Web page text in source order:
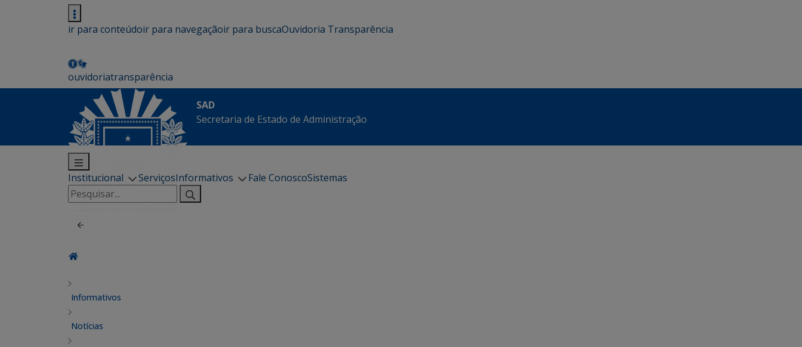
ir para conteúdoir para navegaçãoir para buscaOuvidoria Transparência
ouvidoriatransparência
SAD
Secretaria de Estado de Administração
Institucional ServiçosInformativos Fale ConoscoSistemas
Pesquisar
por:
Informativos
Notícias